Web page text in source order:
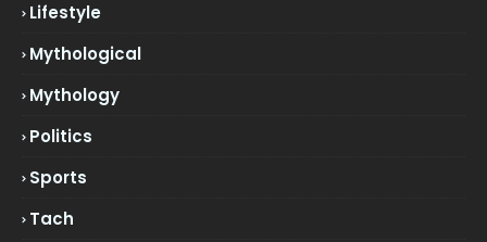
Lifestyle
Mythological
Mythology
Politics
Sports
Tach